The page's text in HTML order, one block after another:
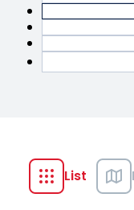
List